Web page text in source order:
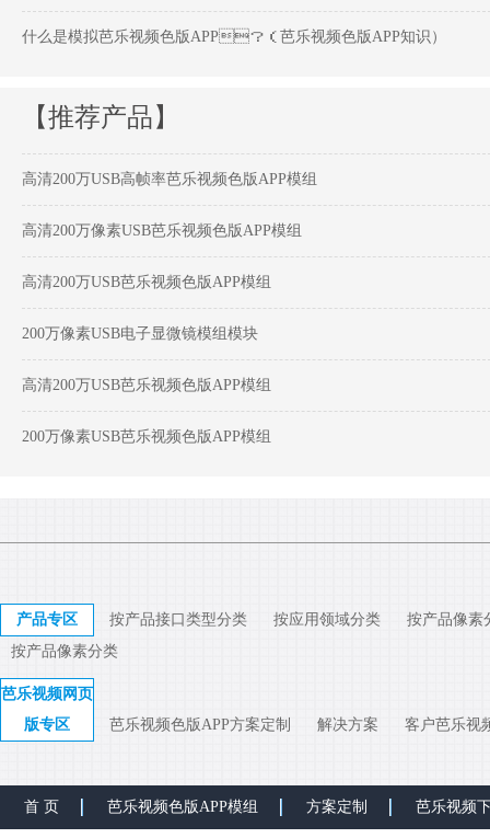
什么是模拟芭乐视频色版APP？（芭乐视频色版APP知识）
【推荐产品】
高清200万USB高帧率芭乐视频色版APP模组
高清200万像素USB芭乐视频色版APP模组
高清200万USB芭乐视频色版APP模组
200万像素USB电子显微镜模组模块
高清200万USB芭乐视频色版APP模组
200万像素USB芭乐视频色版APP模组
产品专区 按产品接口类型分类 按应用领域分类
按产品像素
按产品像素分类
芭乐视频网页
版专区
芭乐视频色版APP方案定制 解决方案 客户芭乐视
首 页 芭乐视频色版APP模组 方案定制 芭乐视频